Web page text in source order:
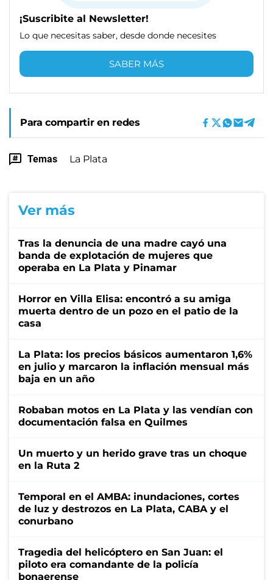
¡Suscribite al Newsletter!
Lo que necesitas saber, desde donde necesites
SABER MÁS
Para compartir en redes
Temas La Plata
Ver más
Tras la denuncia de una madre cayó una
banda de explotación de mujeres que
operaba en La Plata y Pinamar
Horror en Villa Elisa: encontró a su amiga
muerta dentro de un pozo en el patio de la
casa
La Plata: los precios básicos aumentaron 1,6%
en julio y marcaron la inflación mensual más
baja en un año
Robaban motos en La Plata y las vendían con
documentación falsa en Quilmes
Un muerto y un herido grave tras un choque
en la Ruta 2
Temporal en el AMBA: inundaciones, cortes
de luz y destrozos en La Plata, CABA y el
conurbano
Tragedia del helicóptero en San Juan: el
piloto era comandante de la policía
bonaerense